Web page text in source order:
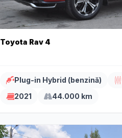
Toyota Rav 4
Plug-in Hybrid (benzină)
2021
44.000 km